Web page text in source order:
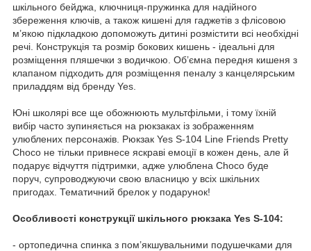
шкільного бейджа, ключниця-пружинка для надійного
збереження ключів, а також кишені для гаджетів з флісовою
м’якою підкладкою допоможуть дитині розмістити всі необхідні
речі. Конструкція та розмір бокових кишень - ідеальні для
розміщення пляшечки з водичкою. Об’ємна передня кишеня з
клапаном підходить для розміщення пеналу з канцелярським
приладдям від бренду Yes.
Юні школярі все ще обожнюють мультфільми, і тому їхній
вибір часто зупиняється на рюкзаках із зображенням
улюблених персонажів. Рюкзак Yes S-104 Line Friends Pretty
Choco не тільки привнесе яскраві емоції в кожен день, але й
подарує відчуття підтримки, адже улюблена Choco буде
поруч, супроводжуючи свою власницю у всіх шкільних
пригодах. Тематичний брелок у подарунок!
Особливості конструкції шкільного рюкзака Yes S-104:
- ортопедична спинка з пом’якшувальними подушечками для